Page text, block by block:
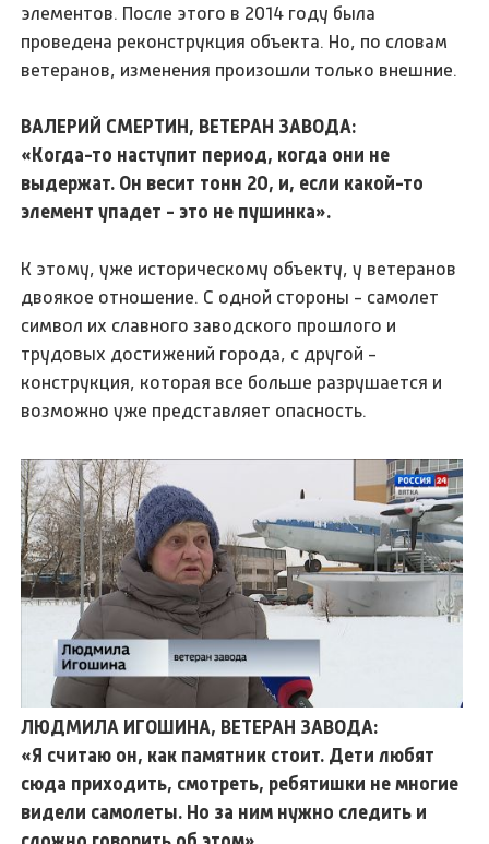
элементов. После этого в 2014 году была
проведена реконструкция объекта. Но, по словам
ветеранов, изменения произошли только внешние.
ВАЛЕРИЙ СМЕРТИН, ВЕТЕРАН ЗАВОДА:
«Когда-то наступит период, когда они не
выдержат. Он весит тонн 20, и, если какой-то
элемент упадет - это не пушинка».
К этому, уже историческому объекту, у ветеранов
двоякое отношение. С одной стороны - самолет
символ их славного заводского прошлого и
трудовых достижений города, с другой -
конструкция, которая все больше разрушается и
возможно уже представляет опасность.
ЛЮДМИЛА ИГОШИНА, ВЕТЕРАН ЗАВОДА:
«Я считаю он, как памятник стоит. Дети любят
сюда приходить, смотреть, ребятишки не многие
видели самолеты. Но за ним нужно следить и